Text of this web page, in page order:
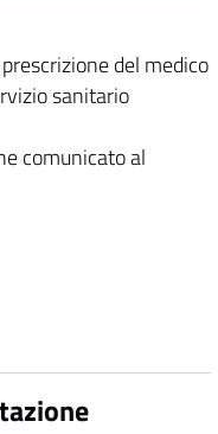
del medico
sanitario
comunicato al